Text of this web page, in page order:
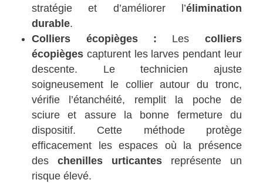
stratégie et d’améliorer l’élimination
durable.
Colliers écopièges : Les colliers
écopièges capturent les larves pendant leur
descente. Le technicien ajuste
soigneusement le collier autour du tronc,
vérifie l’étanchéité, remplit la poche de
sciure et assure la bonne fermeture du
dispositif. Cette méthode protège
efficacement les espaces où la présence
deschenilles urticantes représente un
risque élevé.